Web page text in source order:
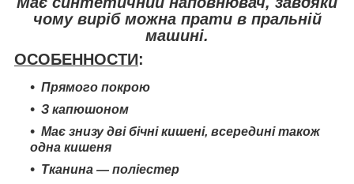
чому виріб можна прати в пральній
машині.
ОСОБЕННОСТИ:
Прямого покрою
З капюшоном
Має знизу дві бічні кишені, всередині також
одна кишеня
Тканина — поліестер